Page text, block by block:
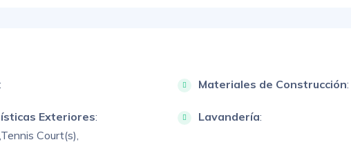
: Materiales de Construcción:
Exteriores:
Tennis Court(s),
Lavandería: